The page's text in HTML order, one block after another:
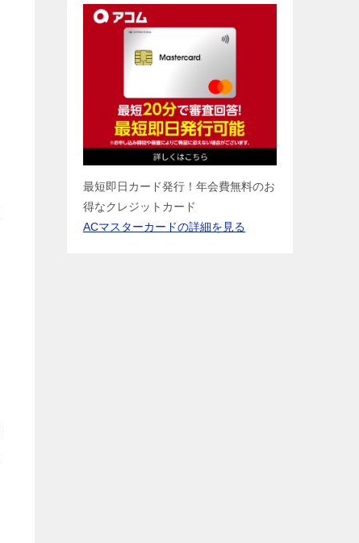
最短即日カード発行！年会費無料のお
得なクレジットカード
ACマスターカードの詳細を見る